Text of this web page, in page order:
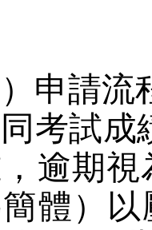
）申請
考試成
逾期
體）以